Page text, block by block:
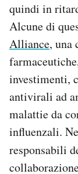
quindi in
Alcune di
Alliance, una
investimenti,
antivirali ad
malattie da
influenzali.
responsabili